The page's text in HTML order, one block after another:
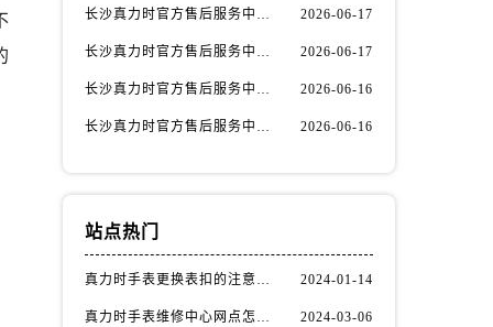
长沙真力时官方售后服务中心｜全新地址电话一览权威信息公示（2026年6月最新） 2026-06-17
长沙真力时官方售后服务中心｜详细地址与售后电话权威信息公示（2026年6月最新） 2026-06-17
长沙真力时官方售后服务中心｜服务热线及办公地址权威信息公示（2026年6月最新） 2026-06-16
长沙真力时官方售后服务中心｜完整地址与联系电话权威信息公示（2026年6月最新） 2026-06-16
站点热门
真力时手表更换表扣的注意事项有哪些(手表表扣更换教程及维护技巧) 2024-01-14
真力时手表维修中心网点怎么找(快速定位真力时手表维修中心的方法) 2024-03-06